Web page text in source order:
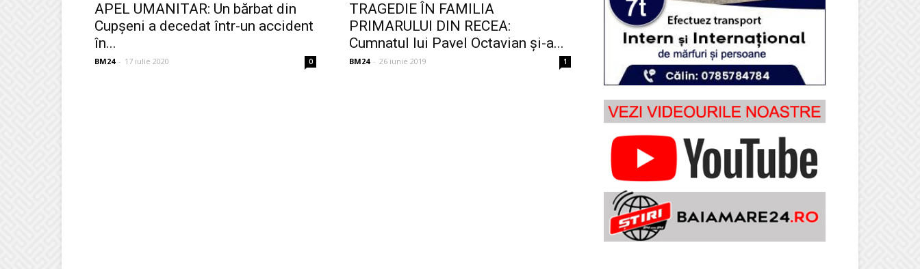
APEL UMANITAR: Un bărbat din
Cupșeni a decedat într-un accident
în...
BM24 - 17 iulie 2020 0
TRAGEDIE ÎN FAMILIA
PRIMARULUI DIN RECEA:
Cumnatul lui Pavel Octavian şi-a...
BM24 - 26 iunie 2019 1